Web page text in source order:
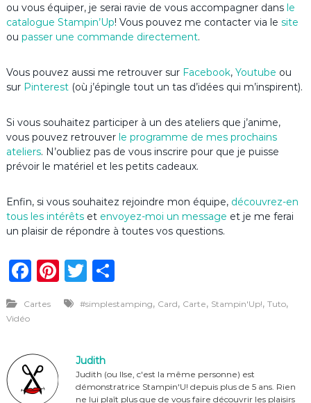
ou vous équiper, je serai ravie de vous accompagner dans le
catalogue Stampin’Up! Vous pouvez me contacter via le site
ou passer une commande directement.
Vous pouvez aussi me retrouver sur Facebook, Youtube ou
sur Pinterest (où j’épingle tout un tas d’idées qui m’inspirent).
Si vous souhaitez participer à un des ateliers que j’anime,
vous pouvez retrouverle programme de mes prochains
ateliers. N’oubliez pas de vous inscrire pour que je puisse
prévoir le matériel et les petits cadeaux.
Enfin, si vous souhaitez rejoindre mon équipe, découvrez-en
tous les intérêtset envoyez-moi un message et je me ferai
un plaisir de répondre à toutes vos questions.
F
c
b
o
Pi
n
te
st
T
it
r
P
ta
Cartes #simplestamping, Card, Carte, Stampin'Up!, Tuto,
Vidéo
Judith
Judith (ou Ilse, c'est la même personne) est
démonstratrice Stampin'U! depuis plus de 5 ans. Rien
ne lui plaît plus que de vous faire découvrir les plaisirs